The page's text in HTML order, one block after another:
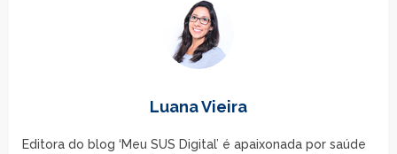
Luana Vieira
Editora do blog ‘Meu SUS Digital’ é apaixonada por saúde